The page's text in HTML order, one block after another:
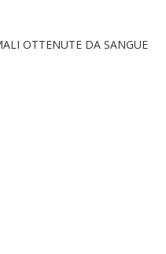
OTTENUTE DA SANGUE